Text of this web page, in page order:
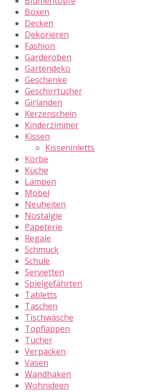
Boxen
Decken
Dekorieren
Fashion
Garderoben
Gartendeko
Geschenke
Geschirrtücher
Girlanden
Kerzenschein
Kinderzimmer
Kissen
Kisseninletts
Körbe
Küche
Lampen
Möbel
Neuheiten
Nostalgie
Papeterie
Regale
Schmuck
Schule
Servietten
Spielgefährten
Tabletts
Taschen
Tischwäsche
Topflappen
Tücher
Verpacken
Vasen
Wandhaken
Wohnideen